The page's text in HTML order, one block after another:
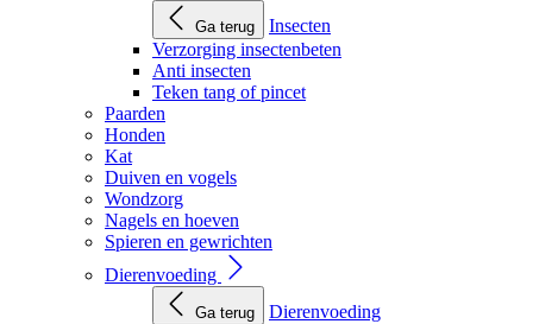
Ga terug
Insecten
Verzorging insectenbeten
Anti insecten
Teken tang of pincet
Paarden
Honden
Kat
Duiven en vogels
Wondzorg
Nagels en hoeven
Spieren en gewrichten
Dierenvoeding
Ga terug
Dierenvoeding